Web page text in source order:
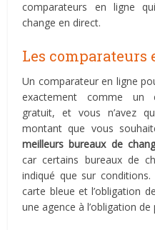
comparateurs en ligne
change en direct.
Les comparateurs
Un comparateur en ligne
exactement comme un
gratuit, et vous n’avez
montant que vous
meilleurs bureaux de
car certains bureaux de
indiqué que sur
carte bleue et l’obligation
une agence à l’obligation